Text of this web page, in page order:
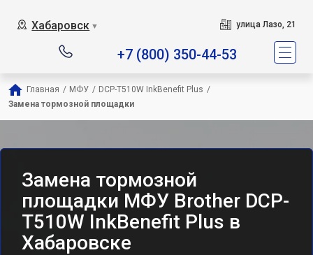
Хабаровск ▼ улица Лазо, 21
+7 (800) 350-44-53
Главная / МФУ / DCP-T510W InkBenefit Plus /
Замена тормозной площадки
Замена тормозной
площадки МФУ Brother DCP-
T510W InkBenefit Plus в
Хабаровске